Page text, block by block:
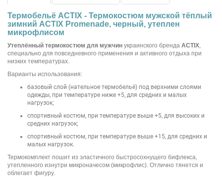
Термобельё ACTIX - Термокостюм мужской тёплый
зимний ACTIX Promenade, черный, утеплен
микрофлисом
Утеплённый термокостюм для мужчин украинского бренда ACTIX,
специально для повседневного применения и активного отдыха при
низких температурах.
Варианты использования:
базовый слой (нательное термобельё) под верхними слоями
одежды, при температуре ниже +5, для средних и малых
нагрузок;
спортивный костюм, при температуре выше +5, для высоких и
средних нагрузок;
спортивный костюм, при температуре выше +15, для средних и
малых нагрузок.
Термокомплект пошит из эластичного быстросохнущего бифлекса,
утепленного изнутри микроначесом (микрофлис). Отлично тянется и
облегает фигуру.